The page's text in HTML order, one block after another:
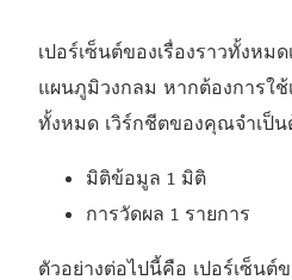
เปอร์เซ็นต์ของเรื่องราวทั้งหม
แผนภูมิวงกลม หากต้องการใช้
ทั้งหมด เวิร์กชีตของคุณจำเป็น
มิติข้อมูล 1 มิติ
การวัดผล 1 รายการ
ตัวอย่างต่อไปนี้คือ เปอร์เซ็นต์